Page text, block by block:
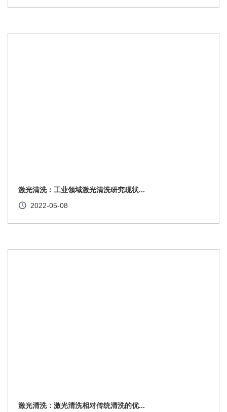
激光清洗：工业领域激光清洗研究现状...
2022-05-08
激光清洗：激光清洗相对传统清洗的优...